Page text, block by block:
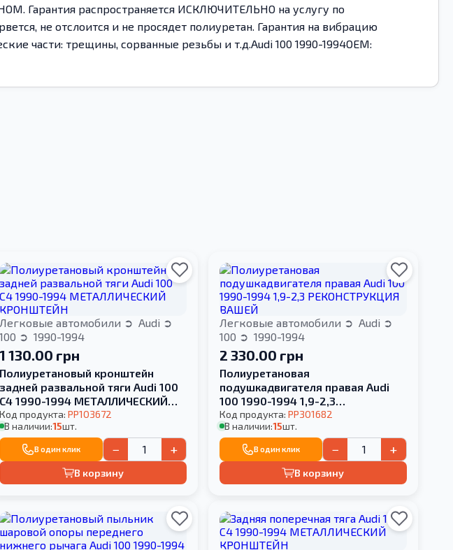
Гарантия распространяется ИСКЛЮЧИТЕЛЬНО на услугу по
не отслоится и не просядет полиуретан. Гарантия на вибрацию
части: трещины, сорванные резьбы и т.д.Audi 100 1990-1994OEM:
Легковые автомобили
Audi
100
1990-1994
1 130.00 грн
Полиуретановый кронштейн
задней развальной тяги Audi 100
С4 1990-1994 МЕТАЛЛИЧЕСКИЙ
КРОНШТЕЙН
Код продукта:PP103672
В наличии:15шт.
В один клик − +
В корзину
Легковые автомобили
Audi
100
1990-1994
2 330.00 грн
Полиуретановая
подушкадвигателя правая Audi
100 1990-1994 1,9-2,3
РЕКОНСТРУКЦИЯ ВАШЕЙ
Код продукта: PP301682
В наличии:15шт.
В один клик − +
В корзину